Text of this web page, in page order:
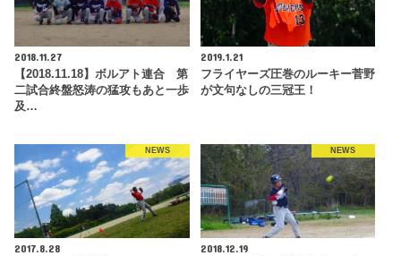
2018.11.27
【2018.11.18】ボルアト連合 第
二試合終盤怒涛の猛攻もあと一歩
及…
2019.1.21
フライヤーズ圧巻のルーキー菅野
が文句なしの三冠王！
NEWS
2017.8.28
NEWS
2018.12.19